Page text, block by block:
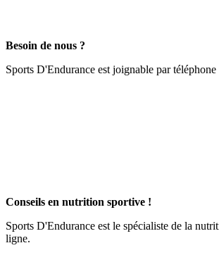
Besoin de nous ?
Sports D'Endurance est joignable par
Conseils en nutrition sportive !
Sports D'Endurance est le spécialiste de la
ligne.